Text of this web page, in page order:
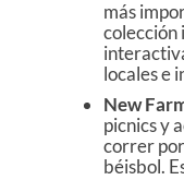
más
colección
locales e
New
picnics y
correr
béisbol.